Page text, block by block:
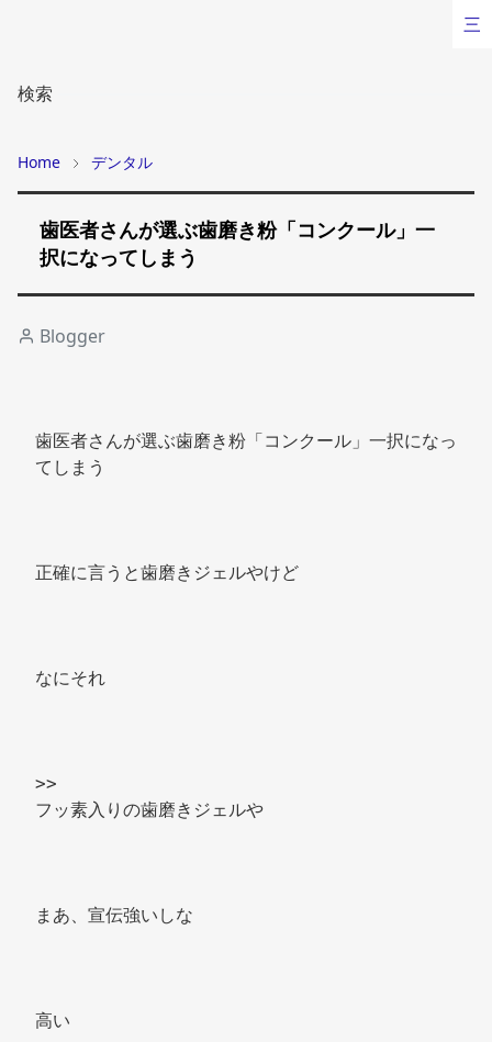
検索
Home デンタル
歯医者さんが選ぶ歯磨き粉「コンクール」一
択になってしまう
Blogger
歯医者さんが選ぶ歯磨き粉「コンクール」一択になっ
てしまう
正確に言うと歯磨きジェルやけど
なにそれ
>>
フッ素入りの歯磨きジェルや
まあ、宣伝強いしな
高い
三